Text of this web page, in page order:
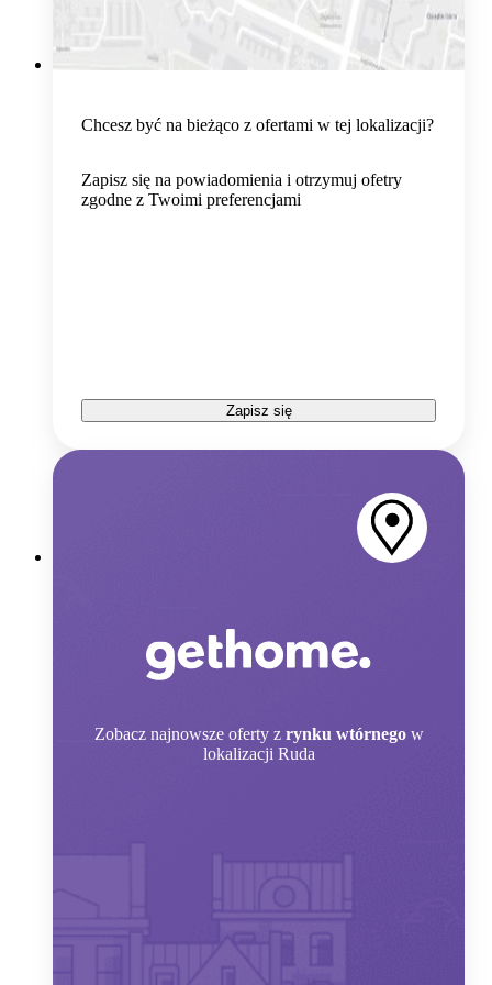
Chcesz być na bieżąco z ofertami w tej lokalizacji?
Zapisz się na powiadomienia i otrzymuj ofetry
zgodne z Twoimi preferencjami
Zapisz się
Zobacz najnowsze oferty z rynku wtórnego w
lokalizacji Ruda